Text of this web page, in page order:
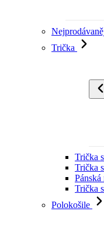
Trička
Trička
Trička
Trička
Polokošile